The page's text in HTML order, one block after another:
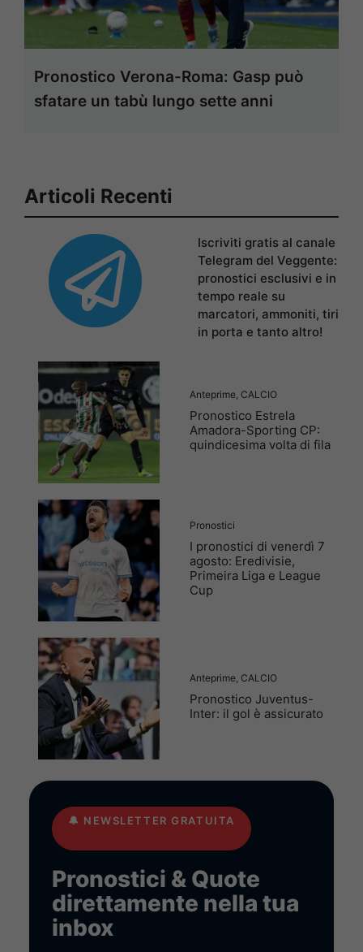
Pronostico Verona-Roma: Gasp può
sfatare un tabù lungo sette anni
Articoli Recenti
Iscriviti gratis al canale
Telegram del Veggente:
pronostici esclusivi e in
tempo reale su
marcatori, ammoniti, tiri
in porta e tanto altro!
Anteprime, CALCIO
Pronostico Estrela
Amadora-Sporting CP:
quindicesima volta di fila
Pronostici
I pronostici di venerdì 7
agosto: Eredivisie,
Primeira Liga e League
Cup
Anteprime, CALCIO
Pronostico Juventus-
Inter: il gol è assicurato
🔔 NEWSLETTER GRATUITA
Pronostici & Quote
direttamente nella tua
inbox